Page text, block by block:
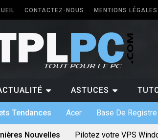
CONTACTEZ-NOUS MENTIONS LÉGALES
ASTUCES
Tendances Acer Base De Registre
Nouvelles
Pilotez votre VPS